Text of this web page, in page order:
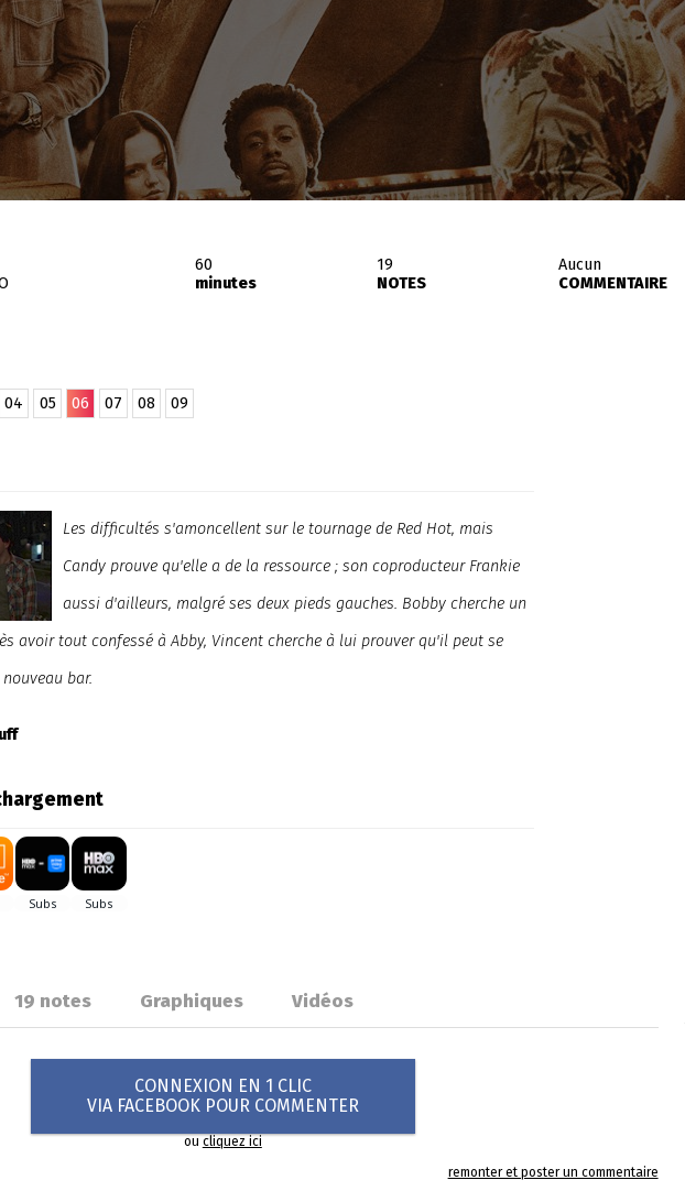
60
minutes
19
NOTES
Aucun
COMMENTAIRE
04 05 06 07 08 09
Les difficultés s'amoncellent sur le tournage de Red Hot, mais
Candy prouve qu'elle a de la ressource ; son coproducteur Frankie
aussi d'ailleurs, malgré ses deux pieds gauches. Bobby cherche un
avoir tout confessé à Abby, Vincent cherche à lui prouver qu'il peut se
bar.
19 notes Graphiques Vidéos
CONNEXION EN 1 CLIC
VIA FACEBOOK POUR COMMENTER
oucliquez ici
remonter et poster un commentaire